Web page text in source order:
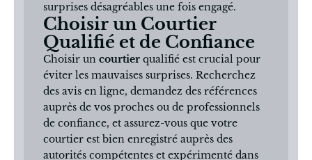
surprises désagréables une fois engagé.
Choisir un Courtier
Qualifié et de Confiance
Choisir un courtier qualifié est crucial pour
éviter les mauvaises surprises. Recherchez
des avis en ligne, demandez des références
auprès de vos proches ou de professionnels
de confiance, et assurez-vous que votre
courtier est bien enregistré auprès des
autorités compétentes et expérimenté dans